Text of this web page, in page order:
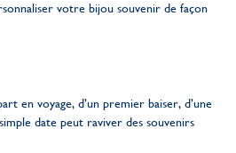
votre bijou souvenir de façon
en voyage, d’un premier baiser, d’une
date peut raviver des souvenirs